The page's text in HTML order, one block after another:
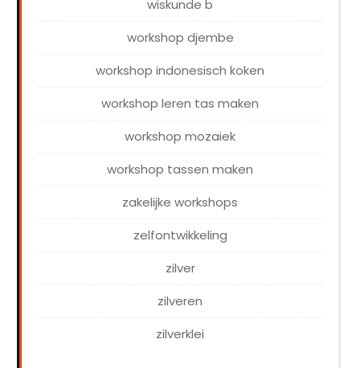
wiskunde b
workshop djembe
workshop indonesisch koken
workshop leren tas maken
workshop mozaiek
workshop tassen maken
zakelijke workshops
zelfontwikkeling
zilver
zilveren
zilverklei